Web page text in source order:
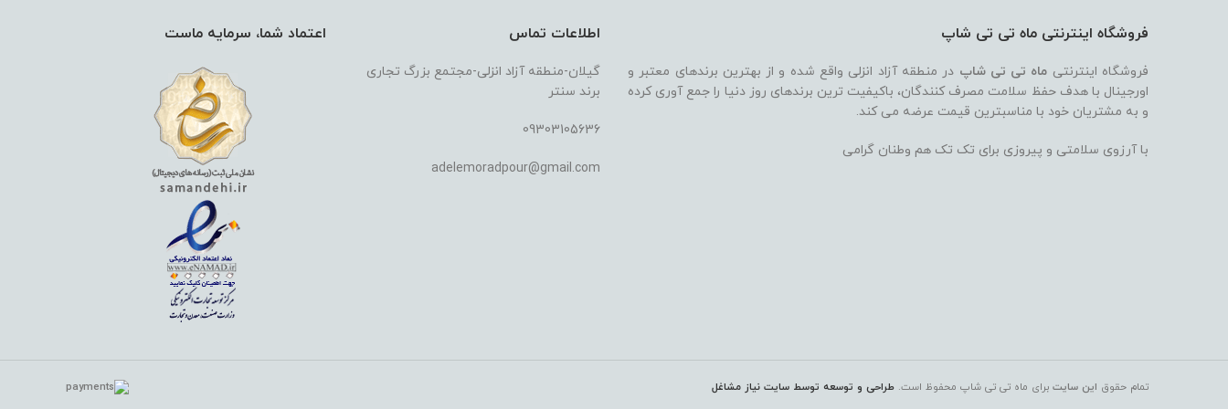
فروشگاه اینترنتی ماه تی تی شاپ
فروشگاه اینترنتی ماه تی تی شاپ در منطقه آزاد انزلی واقع شده و از بهترین برندهای معتبر و
اورجینال با هدف حفظ سلامت مصرف کنندگان، باکیفیت ترین برندهای روز دنیا را جمع آوری کرده
و به مشتریان خود با مناسبترین قیمت عرضه می کند.
با آرزوی سلامتی و پیروزی برای تک تک هم وطنان گرامی
اطلاعات تماس
گیلان-منطقه آزاد انزلی-مجتمع بزرگ تجاری
برند سنتر
09303105636
adelemoradpour@gmail.com
اعتماد شما، سرمایه ماست
تمام حقوق این سایت برای ماه تی تی شاپ محفوظ است. طراحی و توسعه توسط سایت نیاز مشاغل